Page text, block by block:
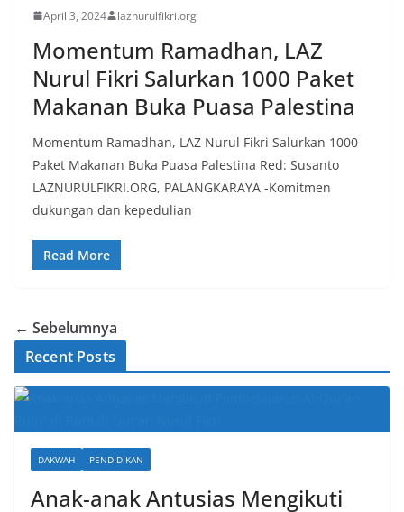
April 3, 2024 laznurulfikri.org
Momentum Ramadhan, LAZ
Nurul Fikri Salurkan 1000 Paket
Makanan Buka Puasa Palestina
Momentum Ramadhan, LAZ Nurul Fikri Salurkan 1000
Paket Makanan Buka Puasa Palestina Red: Susanto
LAZNURULFIKRI.ORG, PALANGKARAYA -Komitmen
dukungan dan kepedulian
Read More
← Sebelumnya
Recent Posts
DAKWAH PENDIDIKAN
Anak-anak Antusias Mengikuti